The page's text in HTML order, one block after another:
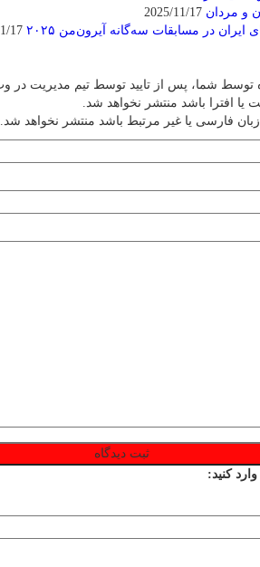
و مردان
در مسابقات سه‌گانه آیرون‌من ۲۰۲۵
توسط شما، پس از تایید توسط تیم مدیریت در
یا افترا باشد منتشر نخواهد شد.
زبان فارسی یا غیر مرتبط باشد منتشر نخواهد شد.
کنید: